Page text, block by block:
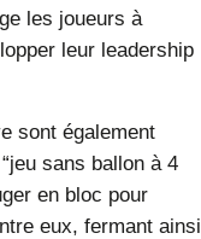
les joueurs à
leur leadership
sont également
sans ballon à 4
en bloc pour
eux, fermant ainsi